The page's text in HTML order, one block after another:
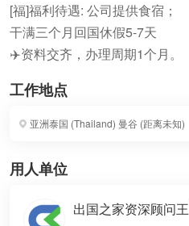
[福]福利待遇: 公司提供食宿；
干满三个月回国休假5-7天
✈️资料交齐，办理周期1个月。
工作地点
亚洲泰国 (Thailand) 曼谷 (距离未知)
用人单位
出国之家资深顾问王